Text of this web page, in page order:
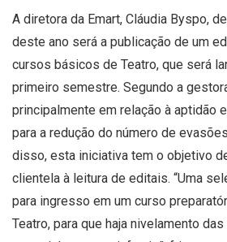
A diretora da Emart, Cláudia Byspo,
deste ano será a publicação de um
cursos básicos de Teatro, que será
primeiro semestre. Segundo a
principalmente em relação à aptidão
para a redução do número de
disso, esta iniciativa tem o objetivo
clientela à leitura de editais. “Uma
para ingresso em um curso
Teatro, para que haja nivelamento